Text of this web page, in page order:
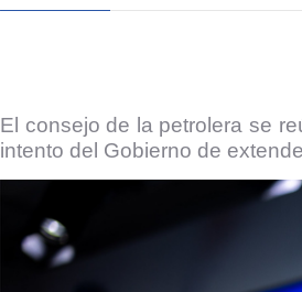
El consejo de la petrolera se
intento del Gobierno de